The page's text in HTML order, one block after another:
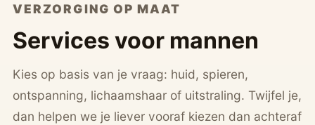
VERZORGING OP MAAT
Services voor mannen
Kies op basis van je vraag: huid, spieren,
ontspanning, lichaamshaar of uitstraling. Twijfel je,
dan helpen we je liever vooraf kiezen dan achteraf